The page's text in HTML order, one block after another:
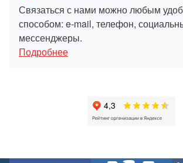
Связаться с нами можно любым
способом: e-mail, телефон,
мессенджеры.
Подробнее